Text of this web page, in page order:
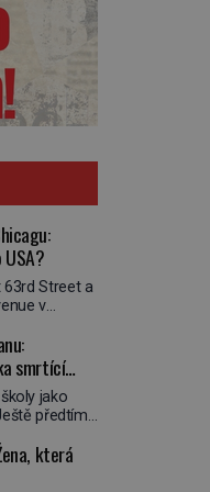
63rd Street a
v
nápis ani
prý
neradi
tady
H. H.
past na lidi
smrtící
jako
předtím
dobře
budovu ani
která